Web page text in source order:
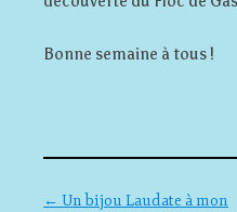
Bonne semaine à tous !
Navigation des articles
← Un bijou Laudate à mon